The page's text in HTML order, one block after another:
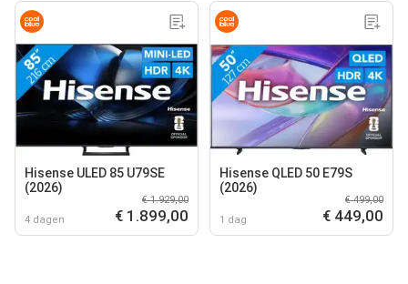
Hisense ULED 85 U79SE
(2026)
4 dagen
€ 1.929,00
€ 1.899,00
Hisense QLED 50 E79S
(2026)
1 dag
€ 499,00
€ 449,00